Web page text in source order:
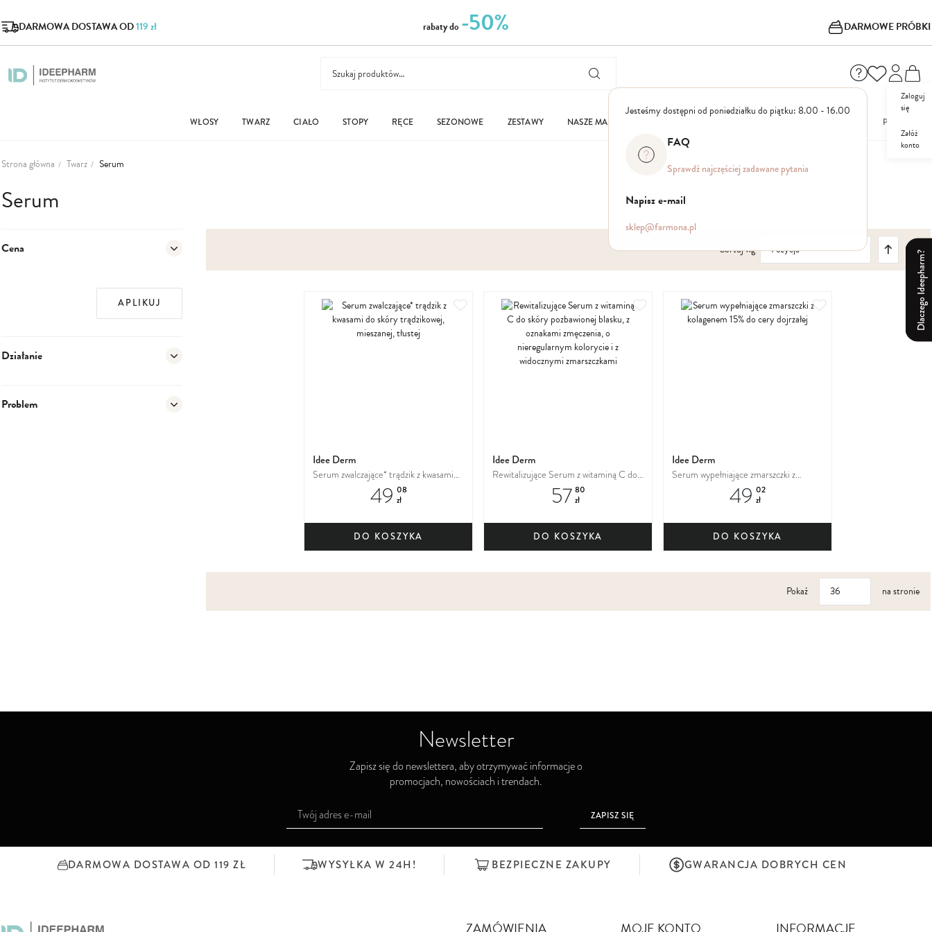
DARMOWA DOSTAWA OD119 zł rabaty do -50% DARMOWE PRÓBKI
Jesteśmy dostępni od poniedziałku do piątku: 8.00 - 16.00
FAQ
Sprawdź najczęściej zadawane pytania
Napisz e-mail
sklep@farmona.pl
Zaloguj
się
Załóż
konto
Dlaczego Ideepharm?
WŁOSY TWARZ CIAŁO STOPY RĘCE SEZONOWE ZESTAWY NASZE MARKI PROMOCJE
Strona główna Twarz Serum
Serum
Sortuj wg
Ustaw
kierunek
malejący
Idee Derm
Serum zwalczające* trądzik z kwasami
do skóry trądzikowej, mieszanej, tłustej
49 08
zł
DO KOSZYKA
Idee Derm
Rewitalizujące Serum z witaminą C do
skóry pozbawionej blasku, z oznakami
zmęczenia, o nieregularnym kolorycie i
z widocznymi zmarszczkami
57 80
zł
DO KOSZYKA
Idee Derm
Serum wypełniające zmarszczki z
kolagenem 15% do cery dojrzałej
49 02
zł
DO KOSZYKA
Pokaż na stronie
Cena
APLIKUJ
Działanie
Problem
Newsletter
Zapisz się do newslettera, aby otrzymywać informacje o
promocjach, nowościach i trendach.
u
ZAPISZ SIĘ
DARMOWA DOSTAWA OD 119 ZŁ WYSYŁKA W 24H! BEZPIECZNE ZAKUPY GWARANCJA DOBRYCH CEN
ZAMÓWIENIA MOJE KONTO INFORMACJE